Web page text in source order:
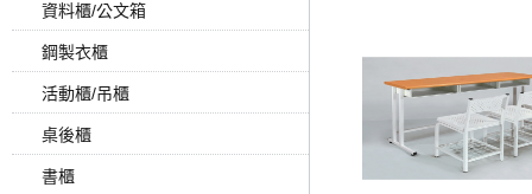
資料櫃/公文箱
鋼製衣櫃
活動櫃/吊櫃
桌後櫃
書櫃